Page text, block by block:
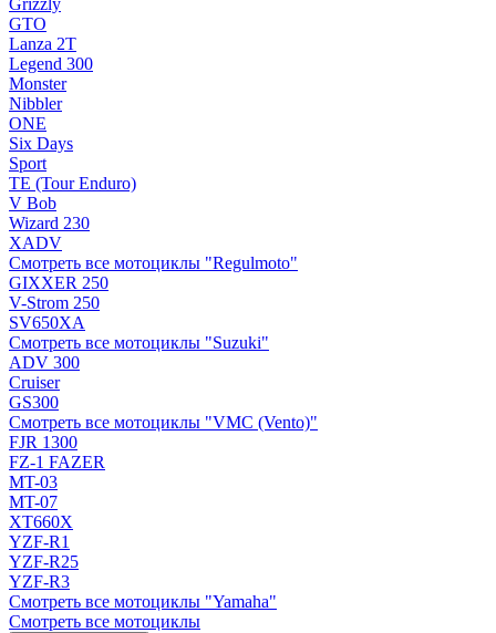
Grizzly
GTO
Lanza 2T
Legend 300
Monster
Nibbler
ONE
Six Days
Sport
TE (Tour Enduro)
V Bob
Wizard 230
XADV
Смотреть все мотоциклы "Regulmoto"
GIXXER 250
V-Strom 250
SV650XA
Смотреть все мотоциклы "Suzuki"
ADV 300
Cruiser
GS300
Смотреть все мотоциклы "VMC (Vento)"
FJR 1300
FZ-1 FAZER
MT-03
MT-07
XT660X
YZF-R1
YZF-R25
YZF-R3
Смотреть все мотоциклы "Yamaha"
Смотреть все мотоциклы